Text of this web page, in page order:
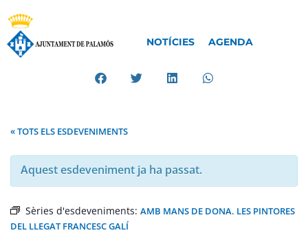
NOTÍCIES AGENDA
« TOTS ELS ESDEVENIMENTS
Aquest esdeveniment ja ha passat.
Sèries d'esdeveniments: AMB MANS DE DONA. LES PINTORES
DEL LLEGAT FRANCESC GALÍ